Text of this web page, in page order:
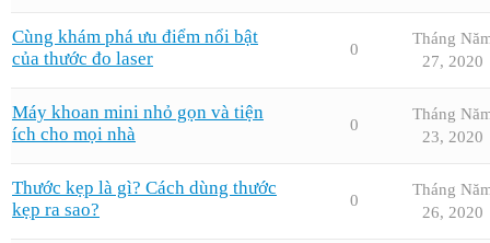
Cùng khám phá ưu điểm nổi bật
của thước đo laser
0
Tháng
27, 2020
Máy khoan mini nhỏ gọn và tiện
ích cho mọi nhà
0
Tháng
23, 2020
Thước kẹp là gì? Cách dùng thước
kẹp ra sao?
0
Tháng
26, 2020